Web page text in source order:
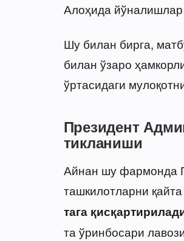
Алоҳида йўналишлар
Шу билан бирга,
билан ўзаро
ўртасидаги
Президент
тикланиши
Айнан шу фармонда
ташкилотларни
тага
та ўринбосари